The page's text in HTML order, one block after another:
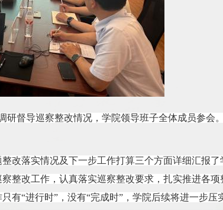
研督导巡察整改情况，学院领导班子全体成员参会。
改落实情况及下一步工作打算三个方面详细汇报了
整改工作，认真落实巡察整改要求，扎实推进各项
只有“进行时”，没有“完成时”，学院后续将进一步压